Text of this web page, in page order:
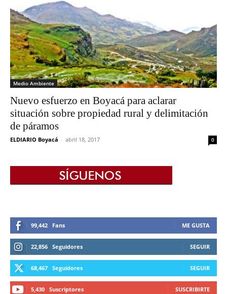
Medio Ambiente
Nuevo esfuerzo en Boyacá para aclarar
situación sobre propiedad rural y delimitación
de páramos
ELDIARIO Boyacá - abril 18, 2017 0
99,442 Fans ME GUSTA
22,856 Seguidores SEGUIR
68,467 Seguidores SEGUIR
5,430 Suscriptores SUSCRIBIRTE